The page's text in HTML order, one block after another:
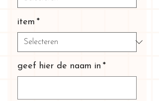
item *
geef hier de naam in *